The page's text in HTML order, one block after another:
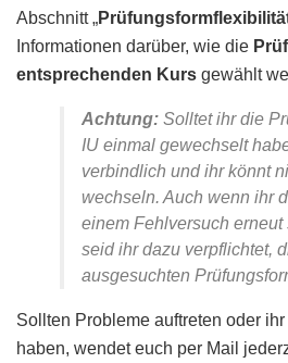
Abschnitt „
Informationen darüber, wie die
entsprechenden Kurs gewählt
Achtung: Solltet ihr die
IU einmal gewechselt
verbindlich und ihr könnt
wechseln. Auch wenn ihr
einem Fehlversuch erneut
seid ihr dazu verpflichtet,
ausgesuchten
Sollten Probleme auftreten oder
haben, wendet euch per Mail